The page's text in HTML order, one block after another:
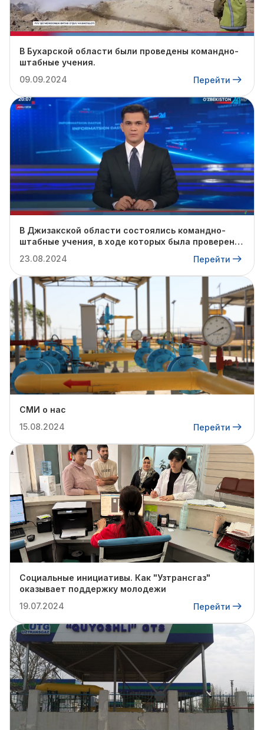
В Бухарской области были проведены командно-
штабные учения.
09.09.2024
Перейти
В Джизакской области состоялись командно-
штабные учения, в ходе которых была проверена
осенне-зимнему сезону.
23.08.2024 Перейти
СМИ о нас
15.08.2024
Перейти
Социальные инициативы. Как "Узтрансгаз"
оказывает поддержку молодежи
19.07.2024
Перейти